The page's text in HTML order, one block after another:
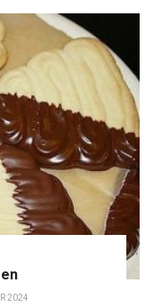
2024